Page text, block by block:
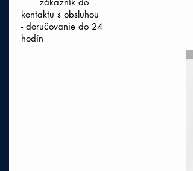
kontaktu s obsluhou
- doručovanie do 24
hodín